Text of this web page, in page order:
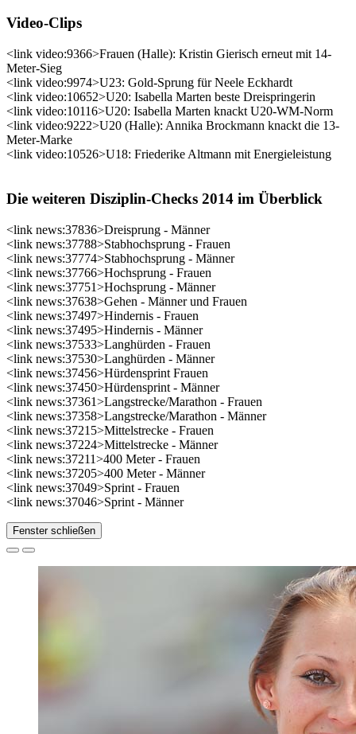
Video-Clips
<link video:9366>Frauen (Halle): Kristin Gierisch erneut mit 14-
Meter-Sieg
<link video:9974>U23: Gold-Sprung für Neele Eckhardt
<link video:10652>U20: Isabella Marten beste Dreispringerin
<link video:10116>U20: Isabella Marten knackt U20-WM-Norm
<link video:9222>U20 (Halle): Annika Brockmann knackt die 13-
Meter-Marke
<link video:10526>U18: Friederike Altmann mit Energieleistung
Die weiteren Disziplin-Checks 2014 im Überblick
<link news:37836>Dreisprung - Männer
<link news:37788>Stabhochsprung - Frauen
<link news:37774>Stabhochsprung - Männer
<link news:37766>Hochsprung - Frauen
<link news:37751>Hochsprung - Männer
<link news:37638>Gehen - Männer und Frauen
<link news:37497>Hindernis - Frauen
<link news:37495>Hindernis - Männer
<link news:37533>Langhürden - Frauen
<link news:37530>Langhürden - Männer
<link news:37456>Hürdensprint Frauen
<link news:37450>Hürdensprint - Männer
<link news:37361>Langstrecke/Marathon - Frauen
<link news:37358>Langstrecke/Marathon - Männer
<link news:37215>Mittelstrecke - Frauen
<link news:37224>Mittelstrecke - Männer
<link news:37211>400 Meter - Frauen
<link news:37205>400 Meter - Männer
<link news:37049>Sprint - Frauen
<link news:37046>Sprint - Männer
Fenster schließen